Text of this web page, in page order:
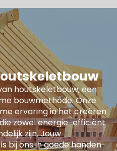
houtskeletbouw, een
bouwmethode. Onze
ervaring in het creëren
zowel energie-efficiënt
zijn. Jouw
bij ons in goede handen.